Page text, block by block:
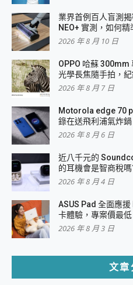
業界首例百人盲測揭
NEO+ 實測，如何
2026 年 8 月 10 日
OPPO 哈蘇
光學長焦隨手拍，
2026 年 8 月 7 日
Motorola edge 70
錄在送飛利浦氣炸鍋
2026 年 8 月 6 日
近八千元的
的耳機會是智商稅嗎
2026 年 8 月 4 日
ASUS Pad 全面應
卡體驗，專案價最
2026 年 8 月 3 日
文章